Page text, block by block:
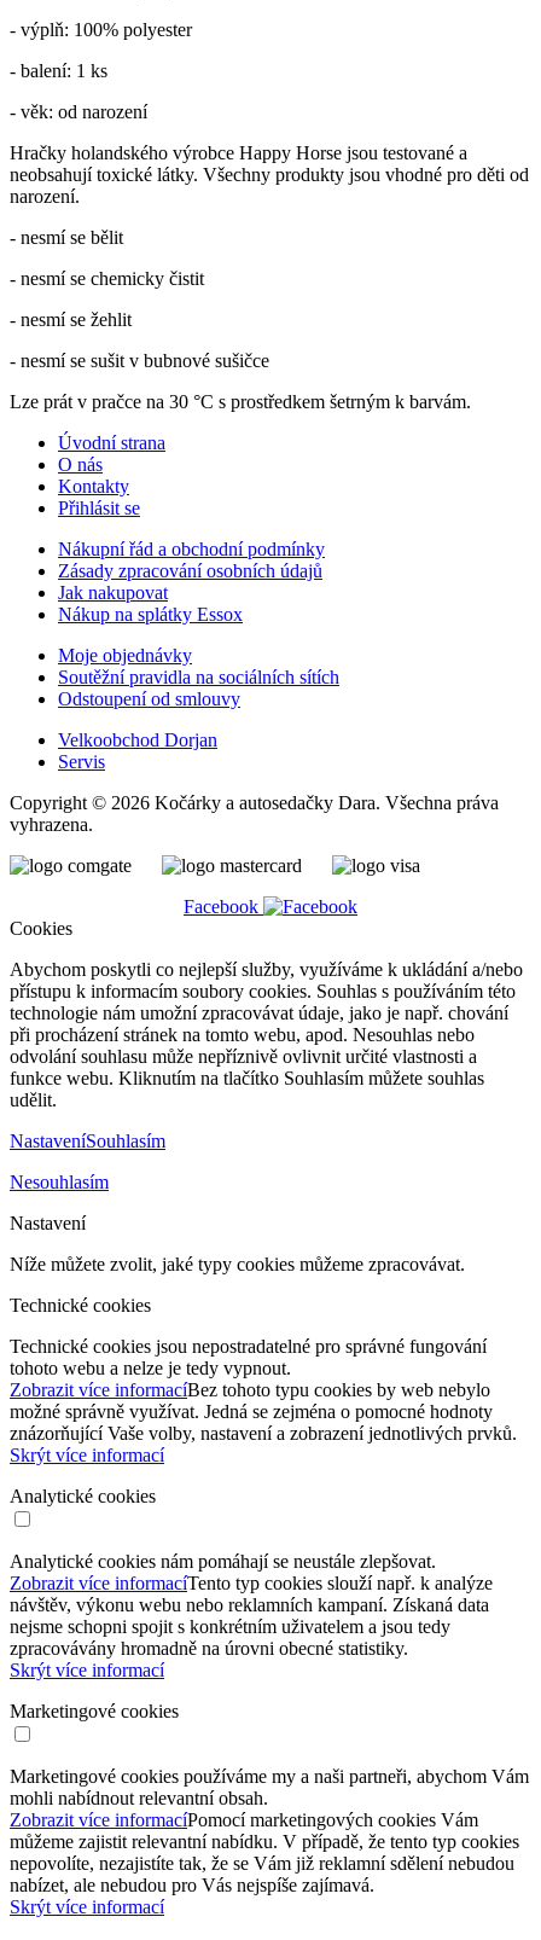
- výplň: 100% polyester
- balení: 1 ks
- věk: od narození
Hračky holandského výrobce Happy Horse jsou testované a
neobsahují toxické látky. Všechny produkty jsou vhodné pro děti od
narození.
- nesmí se bělit
- nesmí se chemicky čistit
- nesmí se žehlit
- nesmí se sušit v bubnové sušičce
Lze prát v pračce na 30 °C s prostředkem šetrným k barvám.
Úvodní strana
O nás
Kontakty
Přihlásit se
Nákupní řád a obchodní podmínky
Zásady zpracování osobních údajů
Jak nakupovat
Nákup na splátky Essox
Moje objednávky
Soutěžní pravidla na sociálních sítích
Odstoupení od smlouvy
Velkoobchod Dorjan
Servis
Copyright © 2026 Kočárky a autosedačky Dara. Všechna práva
vyhrazena.
Facebook
Cookies
Abychom poskytli co nejlepší služby, využíváme k ukládání a/nebo
přístupu k informacím soubory cookies. Souhlas s používáním této
technologie nám umožní zpracovávat údaje, jako je např. chování
při procházení stránek na tomto webu, apod. Nesouhlas nebo
odvolání souhlasu může nepříznivě ovlivnit určité vlastnosti a
funkce webu. Kliknutím na tlačítko Souhlasím můžete souhlas
udělit.
NastaveníSouhlasím
Nesouhlasím
Nastavení
Níže můžete zvolit, jaké typy cookies můžeme zpracovávat.
Technické cookies
Technické cookies jsou nepostradatelné pro správné fungování
tohoto webu a nelze je tedy vypnout.
Zobrazit více informacíBez tohoto typu cookies by web nebylo
možné správně využívat. Jedná se zejména o pomocné hodnoty
znázorňující Vaše volby, nastavení a zobrazení jednotlivých prvků.
Skrýt více informací
Analytické cookies
Analytické cookies nám pomáhají se neustále zlepšovat.
Zobrazit více informacíTento typ cookies slouží např. k analýze
návštěv, výkonu webu nebo reklamních kampaní. Získaná data
nejsme schopni spojit s konkrétním uživatelem a jsou tedy
zpracovávány hromadně na úrovni obecné statistiky.
Skrýt více informací
Marketingové cookies
Marketingové cookies používáme my a naši partneři, abychom Vám
mohli nabídnout relevantní obsah.
Zobrazit více informacíPomocí marketingových cookies Vám
můžeme zajistit relevantní nabídku. V případě, že tento typ cookies
nepovolíte, nezajistíte tak, že se Vám již reklamní sdělení nebudou
nabízet, ale nebudou pro Vás nejspíše zajímavá.
Skrýt více informací